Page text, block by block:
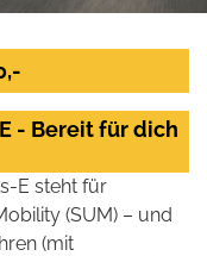
- Bereit für dich
E steht für
(SUM) – und
(mit